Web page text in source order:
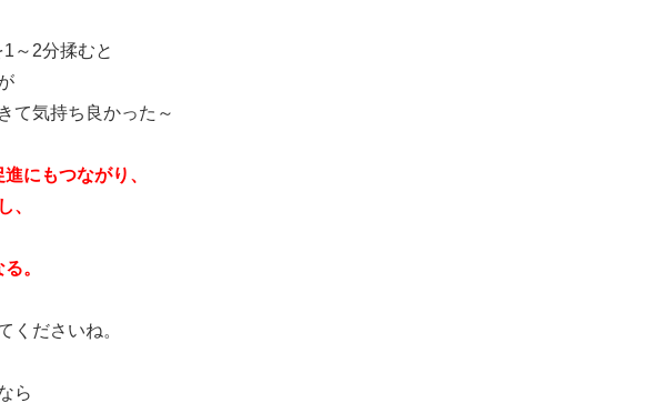
～2分揉むと
て気持ち良かった～
にもつながり、
、
。
くださいね。
ら